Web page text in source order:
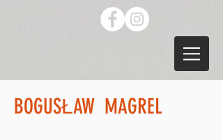
BOGUSŁAW MAGREL